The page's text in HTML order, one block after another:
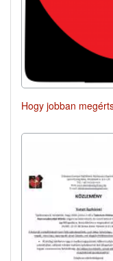
Hogy jobban